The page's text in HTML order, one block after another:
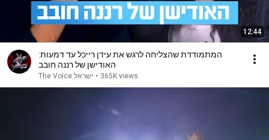
12:44
המתמודדת שהצליחה לרגש את עידן רייכל עד דמעות:
האודישן של רננה חובב
The Voice ישראל • 365K views